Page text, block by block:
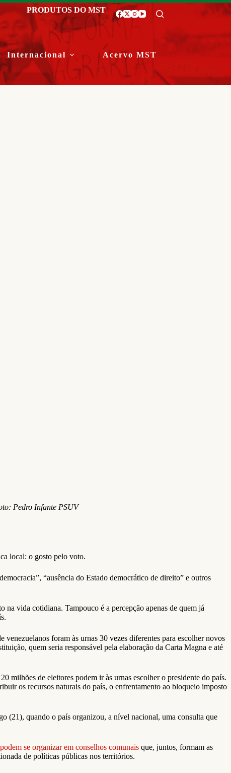
PRODUTOS DO MST
Internacional Acervo MST
Pedro Infante PSUV
local: o gosto pelo voto.
“ausência do Estado democrático de direito” e outros
na vida cotidiana. Tampouco é a percepção apenas de quem já
foram às urnas 30 vezes diferentes para escolher novos
quem seria responsável pela elaboração da Carta Magna e até
milhões de eleitores podem ir às urnas escolher o presidente do país.
os recursos naturais do país, o enfrentamento ao bloqueio imposto
(21), quando o país organizou, a nível nacional, uma consulta que
se organizar em conselhos comunais que, juntos, formam as
de políticas públicas nos territórios.